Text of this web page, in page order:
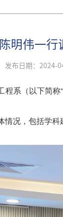
明伟一行
发布日期：2024-
程系（以下简称
况，包括学